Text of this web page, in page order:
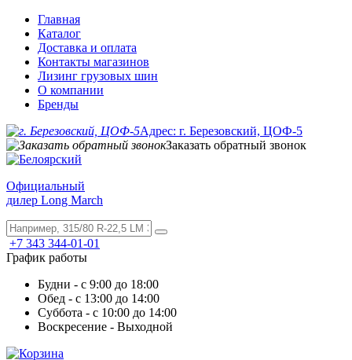
Главная
Каталог
Доставка и оплата
Контакты магазинов
Лизинг грузовых шин
О компании
Бренды
Адрес: г. Березовский, ЦОФ-5
Заказать обратный звонок
Официальный
дилер Long March
+7 343 344-01-01
График работы
Будни - с 9:00 до 18:00
Обед - с 13:00 до 14:00
Суббота - с 10:00 до 14:00
Воскресение - Выходной